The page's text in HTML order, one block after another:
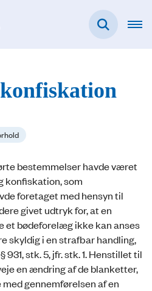
bestemmelser havde været
konfiskation, som
foretaget med hensyn til
givet udtryk for, at en
et bødeforelæg ikke kan anses
skyldig i en strafbar handling,
stk. 5, jfr. stk. 1. Henstillet til
en ændring af de blanketter,
gennemførelsen af en